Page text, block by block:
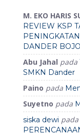
M. EKO HARIS
REVIEW KSP
DANDER
Abu Jahal pada
SMKN Dander
Paino pada
Suyetno pada
siska dewi pada